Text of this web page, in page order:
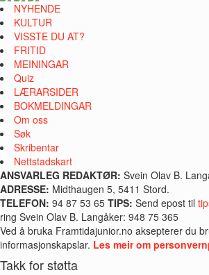
NYHENDE
KULTUR
VISSTE DU AT?
FRITID
MEININGAR
Quiz
LÆRARSIDER
BOKMELDINGAR
Om oss
Søk
Skribentar
Nettstadskart
ANSVARLEG REDAKTØR: Svein Olav B.
ADRESSE: Midthaugen 5, 5411 Stord.
TELEFON: 94 87 53 65 TIPS: Send epost til
ring Svein Olav B. Langåker: 948 75 365
Ved å bruka Framtidajunior.no aksepterer du
informasjonskapslar. Les meir om
Takk for støtta